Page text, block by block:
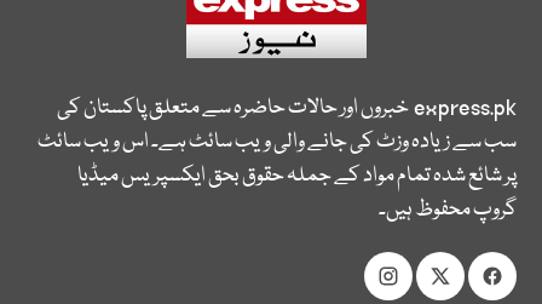
express.pkخبروں اور حالات حاضرہ سے متعلق پاکستان کی
سب سے زیادہ وزٹ کی جانے والی ویب سائٹ ہے۔ اس ویب سائٹ
پر شائع شدہ تمام مواد کے جملہ حقوق بحق ایکسپریس میڈیا
گروپ محفوظ ہیں۔